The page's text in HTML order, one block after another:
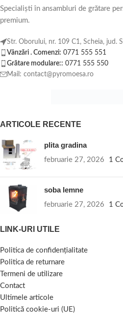
Specialiști în ansambluri de grătare
premium.
Str. Oborului, nr. 109 C1, Scheia, jud.
Vânzări . Comenzi: 0771 555 551
Grătare modulare:: 0771 555 550
Mail: contact@pyromoesa.ro
ARTICOLE RECENTE
plita gradina
februarie 27, 2026 1
soba lemne
februarie 27, 2026 1
LINK-URI UTILE
Politica de confidențialitate
Politica de returnare
Termeni de utilizare
Contact
Ultimele articole
Politică cookie-uri (UE)